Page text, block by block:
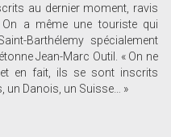
au dernier moment, ravis
On a même une touriste qui
Barthélemy spécialement
Jean-Marc Outil. « On ne
en fait, ils se sont inscrits
un Danois, un Suisse… »